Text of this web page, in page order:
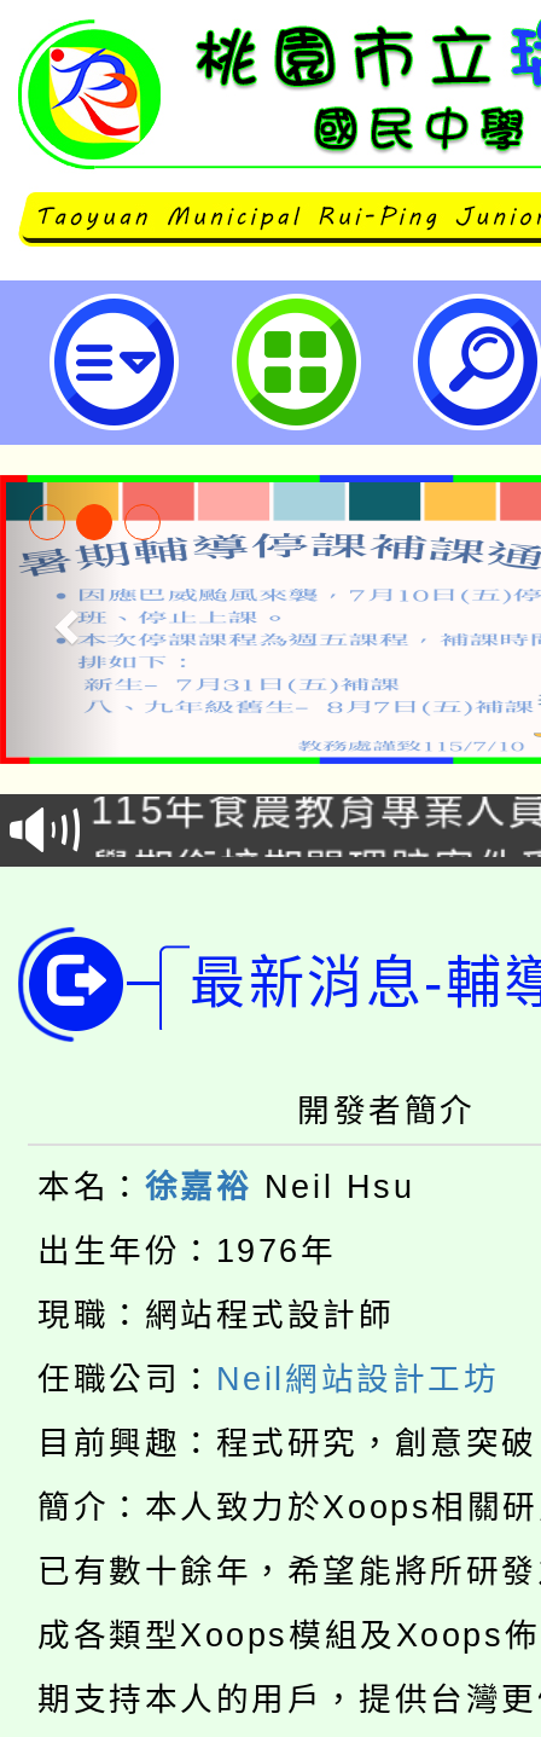
neilrpjhstyc網站設計者：徐嘉
淨零綠生活教案入校路
會
115年食農教育專業人
程
學期銜接期間理賠案件
版
公告本校115學年度第
代理(課)教師甄選結果(
「2026金融保險知識
桃園市115學年度學生
生本土語及新住民語歌
公告本校115學年度第
代理(課)教師甄選結果(
轉知中國文化大學推廣
心理、諮商輔導、社會
系所師生報名參加。
淨零綠生活教案入校路
會
115年食農教育專業人
程
學期銜接期間理賠案件
學籍身 分審查程序及
版
淨零綠領人才培育課程
公告本校115學年度第
代理(課)教師甄選結果(
「2026金融保險知識
車」活動
桃園市115學年度學生
最新消息-輔
開發者簡介
本名： 徐嘉裕 Neil Hsu
出生年份：1976年
現職：網站程式設計師
任職公司： Neil網站設計工坊
目前興趣：程式研究，創意突
簡介：本人致力於Xoops相關
已有數十餘年，希望能將所研
成各類型Xoops模組及Xoops
期支持本人的用戶，提供台灣